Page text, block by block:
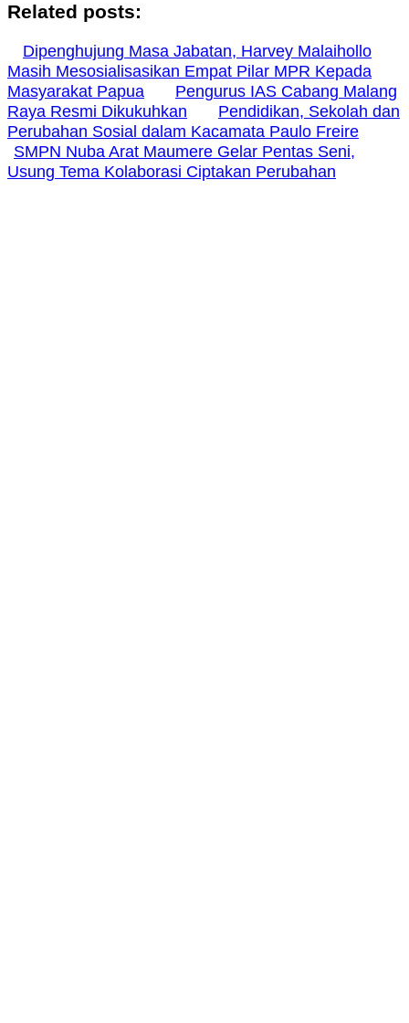
Related posts:
Dipenghujung Masa Jabatan, Harvey Malaihollo
Masih Mesosialisasikan Empat Pilar MPR Kepada
Masyarakat Papua
Pengurus IAS Cabang Malang
Raya Resmi Dikukuhkan
Pendidikan, Sekolah dan
Perubahan Sosial dalam Kacamata Paulo Freire
SMPN Nuba Arat Maumere Gelar Pentas Seni,
Usung Tema Kolaborasi Ciptakan Perubahan